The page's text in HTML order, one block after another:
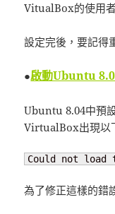
VitualBox的使用
設定完後，要記得
●啟動Ubuntu
Ubuntu 8.04中預
VirtualBox出現以
Could not load
為了修正這樣的錯